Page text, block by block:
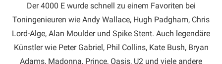
Der 4000 E wurde schnell zu einem Favoriten bei
Toningenieuren wie Andy Wallace, Hugh Padgham, Chris
Lord-Alge, Alan Moulder und Spike Stent. Auch legendäre
Künstler wie Peter Gabriel, Phil Collins, Kate Bush, Bryan
Adams, Madonna, Prince, Oasis, U2 und viele andere